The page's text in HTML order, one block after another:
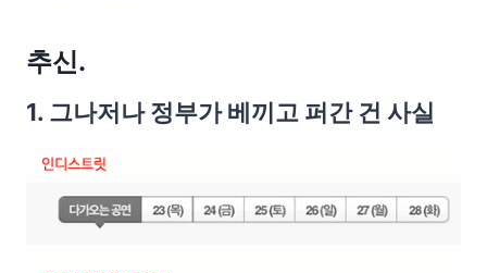
추신.
1. 그나저나 정부가 베끼고 퍼간 건 사실